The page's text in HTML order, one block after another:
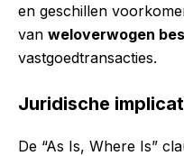
en geschillen
van weloverwogen
vastgoedtransacties.
Juridische
De “As Is, Where Is”